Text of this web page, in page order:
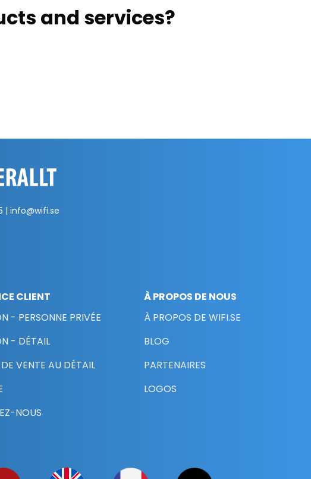
and services?
| info@wifi.se
CLIENT
- PERSONNE PRIVÉE
- DÉTAIL
VENTE AU DÉTAIL
NOUS
À PROPOS DE NOUS
À PROPOS DE WIFI.SE
BLOG
PARTENAIRES
LOGOS